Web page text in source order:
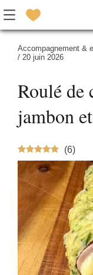
Accompagnement &
/ 20 juin 2026
Roulé de
jambon
(6)